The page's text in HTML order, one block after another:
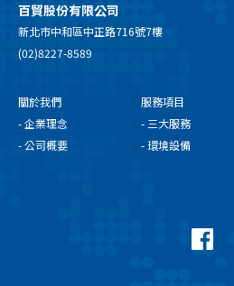
百貿股份有限公司
新北市中和區中正路716號7樓
(02)8227-8589
關於我們
- 企業理念
- 公司概要
服務項目
- 三大服務
- 環境設備